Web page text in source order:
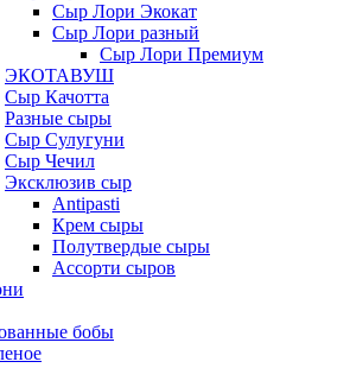
Сыр Лори Экокат
Сыр Лори разный
Сыр Лори Премиум
ЭКОТАВУШ
Сыр Качотта
Разные сыры
Сыр Сулугуни
Сыр Чечил
Эксклюзив сыр
Antipasti
Крем сыры
Полутвердые сыры
Ассорти сыров
бобы